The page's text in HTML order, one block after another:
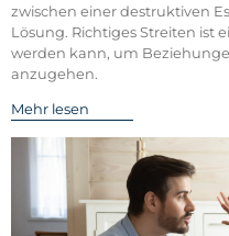
zwischen einer destruktiven
Lösung. Richtiges Streiten ist
werden kann, um
anzugehen.
Mehr lesen